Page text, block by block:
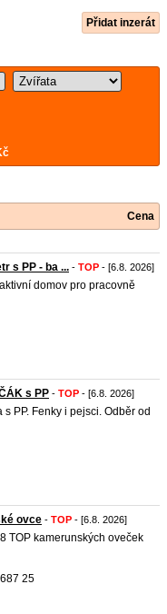
Přidat inzerát
Cena
s PP - ba ... - TOP - [6.8. 2026]
domov pro pracovně
s PP - TOP - [6.8. 2026]
s PP. Fenky i pejsci. Odběr od
ovce - TOP - [6.8. 2026]
TOP kamerunských oveček
25